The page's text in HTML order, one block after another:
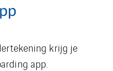
krijg je
app.